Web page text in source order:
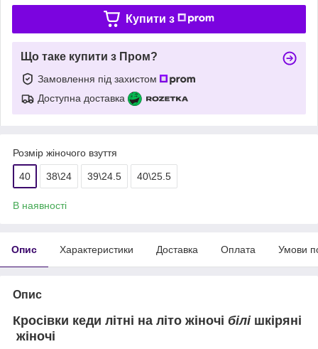
Купити з
Що таке купити з Пром?
Замовлення під захистом
Доступна доставка
Розмір жіночого взуття
40 38\24 39\24.5 40\25.5
В наявності
Опис Характеристики Доставка Оплата Умови
Опис
Кросівки кеди літні на літо жіночі білішкіряні
жіночі